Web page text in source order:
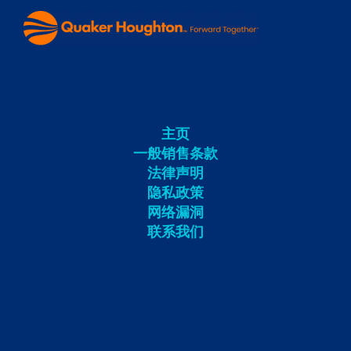
主页
一般销售条款
法律声明
隐私政策
网络漏洞
联系我们